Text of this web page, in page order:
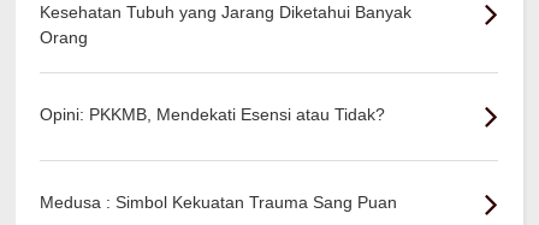
Kesehatan Tubuh yang Jarang Diketahui Banyak
Orang
Opini: PKKMB, Mendekati Esensi atau Tidak?
Medusa : Simbol Kekuatan Trauma Sang Puan